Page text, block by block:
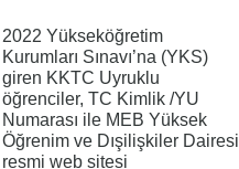
2022 Yükseköğretim
Kurumları Sınavı’na (YKS)
giren KKTC Uyruklu
öğrenciler, TC Kimlik /YU
Numarası ile MEB Yüksek
Öğrenim ve Dışilişkiler Dairesi
resmi web sitesi